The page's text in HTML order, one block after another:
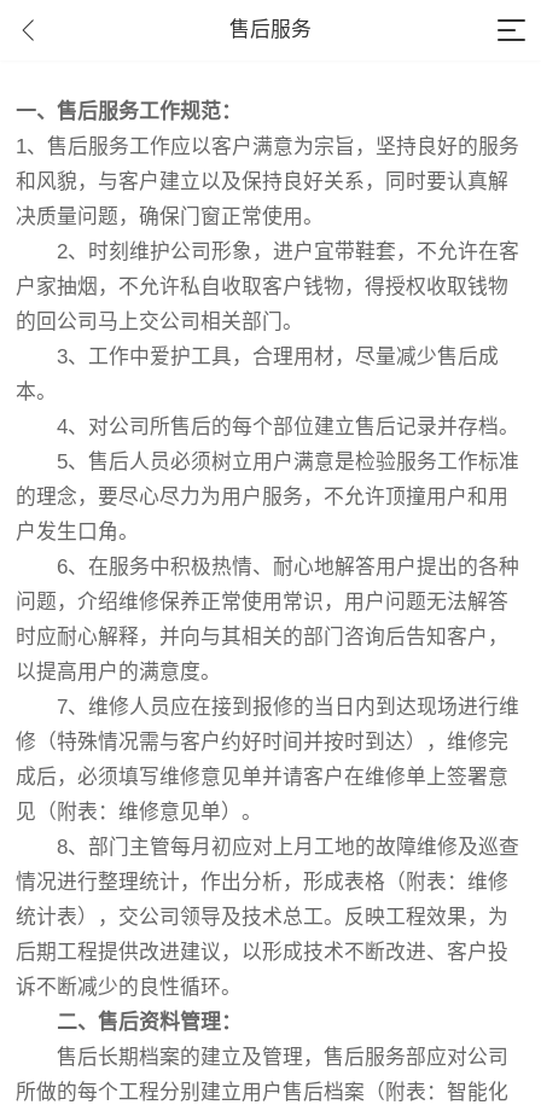
售后服务
一、售后服务工作规范：
1、售后服务工作应以客户满意为宗旨，坚持良好的服务
和风貌，与客户建立以及保持良好关系，同时要认真解
决质量问题，确保门窗正常使用。
2、时刻维护公司形象，进户宜带鞋套，不允许在客
户家抽烟，不允许私自收取客户钱物，得授权收取钱物
的回公司马上交公司相关部门。
3、工作中爱护工具，合理用材，尽量减少售后成
本。
4、对公司所售后的每个部位建立售后记录并存档。
5、售后人员必须树立用户满意是检验服务工作标准
的理念，要尽心尽力为用户服务，不允许顶撞用户和用
户发生口角。
6、在服务中积极热情、耐心地解答用户提出的各种
问题，介绍维修保养正常使用常识，用户问题无法解答
时应耐心解释，并向与其相关的部门咨询后告知客户，
以提高用户的满意度。
7、维修人员应在接到报修的当日内到达现场进行维
修（特殊情况需与客户约好时间并按时到达），维修完
成后，必须填写维修意见单并请客户在维修单上签署意
见（附表：维修意见单）。
8、部门主管每月初应对上月工地的故障维修及巡查
情况进行整理统计，作出分析，形成表格（附表：维修
统计表），交公司领导及技术总工。反映工程效果，为
后期工程提供改进建议，以形成技术不断改进、客户投
诉不断减少的良性循环。
二、售后资料管理：
售后长期档案的建立及管理，售后服务部应对公司
所做的每个工程分别建立用户售后档案（附表：智能化